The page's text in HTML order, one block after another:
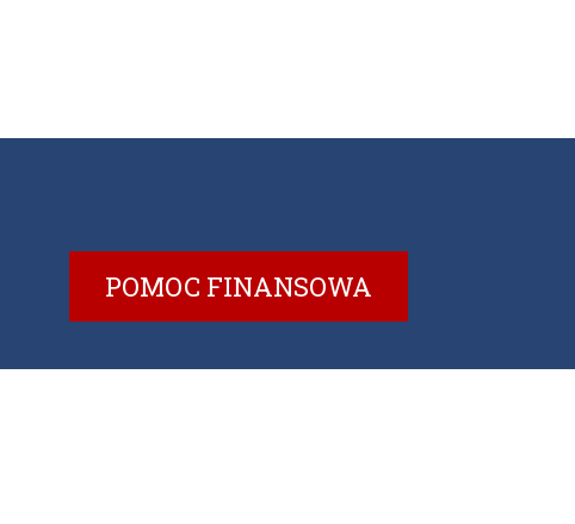
POMOC FINANSOWA